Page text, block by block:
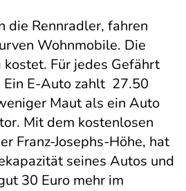
die Rennradler, fahren
Wohnmobile. Die
Für jedes Gefährt
Ein E-Auto zahlt 27.50
Maut als ein Auto
Mit dem kostenlosen
Franz-Josephs-Höhe, hat
seines Autos und
30 Euro mehr im